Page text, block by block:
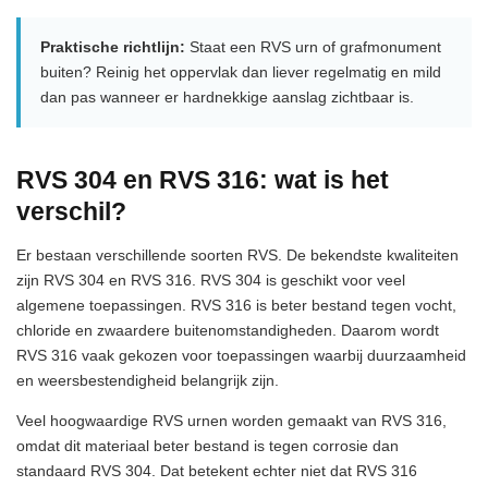
Praktische richtlijn: Staat een RVS urn of grafmonument
buiten? Reinig het oppervlak dan liever regelmatig en mild
dan pas wanneer er hardnekkige aanslag zichtbaar is.
RVS 304 en RVS 316: wat is het
verschil?
Er bestaan verschillende soorten RVS. De bekendste kwaliteiten
zijn RVS 304 en RVS 316. RVS 304 is geschikt voor veel
algemene toepassingen. RVS 316 is beter bestand tegen vocht,
chloride en zwaardere buitenomstandigheden. Daarom wordt
RVS 316 vaak gekozen voor toepassingen waarbij duurzaamheid
en weersbestendigheid belangrijk zijn.
Veel hoogwaardige RVS urnen worden gemaakt van RVS 316,
omdat dit materiaal beter bestand is tegen corrosie dan
standaard RVS 304. Dat betekent echter niet dat RVS 316